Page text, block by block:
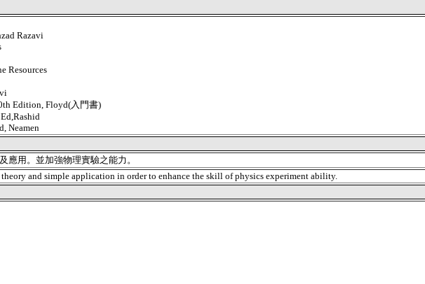
Razavi
Resources
Edition, Floyd(入門書)
Neamen
應用。並加強物理實驗之能力。
and simple application in order to enhance the skill of physics experiment ability.